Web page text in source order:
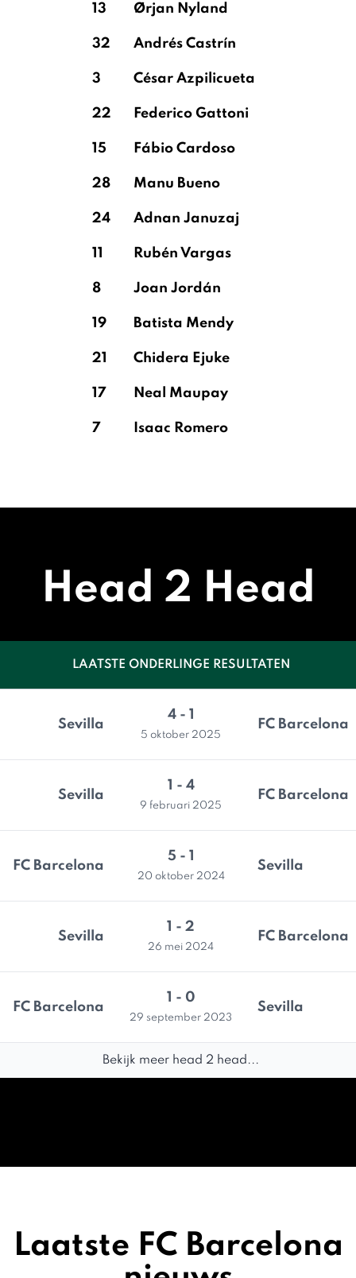
13 Ørjan Nyland
32 Andrés Castrín
3 César Azpilicueta
22 Federico Gattoni
15 Fábio Cardoso
28 Manu Bueno
24 Adnan Januzaj
11 Rubén Vargas
8 Joan Jordán
19 Batista Mendy
21 Chidera Ejuke
17 Neal Maupay
7 Isaac Romero
Head 2 Head
LAATSTE ONDERLINGE RESULTATEN
Sevilla
4 - 1
5 oktober 2025
FC Barcelona
Sevilla
1 - 4
9 februari 2025
FC Barcelona
FC Barcelona
5 - 1
20 oktober 2024
Sevilla
Sevilla
1 - 2
26 mei 2024
FC Barcelona
FC Barcelona
1 - 0
29 september 2023
Sevilla
Bekijk meer head 2 head...
Laatste FC Barcelona